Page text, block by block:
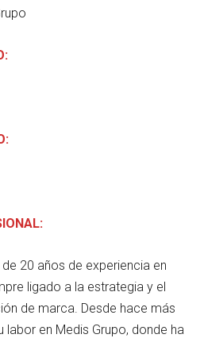
20 años de experiencia en
ligado a la estrategia y el
de marca. Desde hace más
labor en Medis Grupo, donde ha